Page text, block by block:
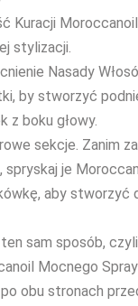
Kuracji
stylizacji.
Nasady
by stworzyć
z boku głowy.
sekcje. Zanim
spryskaj je
aby stworzyć
sam sposób,
Mocnego
obu stronach